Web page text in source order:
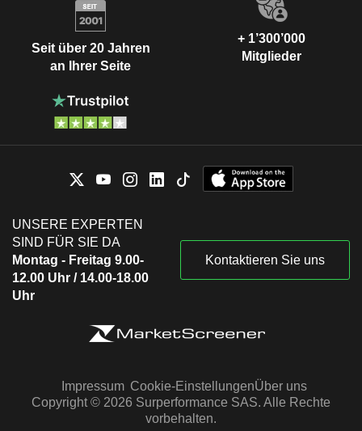
Seit über 20 Jahren
an Ihrer Seite
+ 1’300’000
Mitglieder
UNSERE EXPERTEN
SIND FÜR SIE DA
Montag - Freitag 9.00-
12.00 Uhr / 14.00-18.00
Uhr
Kontaktieren Sie uns
Impressum Cookie-EinstellungenÜber uns
Copyright © 2026 Surperformance SAS. Alle Rechte
vorbehalten.